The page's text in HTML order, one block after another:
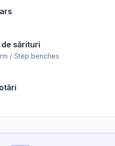
sărituri
/ Step benches